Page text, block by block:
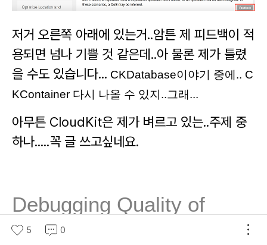
저거 오른쪽 아래에 있는거..암튼 제 피드백이 적
용되면 넘나 기쁠 것 같은데..아 물론 제가 틀렸
을 수도 있습니다... CKDatabase이야기 중에.. C
KContainer 다시 나올 수 있지..그래...
아무튼 CloudKit은 제가 벼르고 있는..주제 중
하나.....꼭 글 쓰고싶네요.
Debugging Quality of
Service Classes
5 0